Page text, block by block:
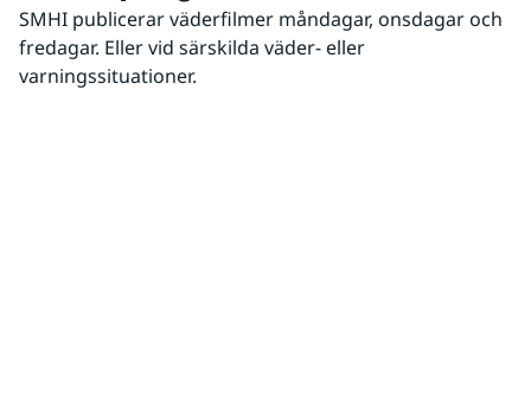
SMHI publicerar väderfilmer måndagar, onsdagar och
fredagar. Eller vid särskilda väder- eller
varningssituationer.